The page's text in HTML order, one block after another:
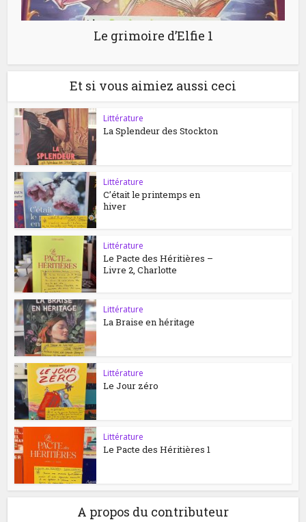
Le grimoire d’Elfie 1
Et si vous aimiez aussi ceci
Littérature
La Splendeur des Stockton
Littérature
C’était le printemps en
hiver
Littérature
Le Pacte des Héritières –
Livre 2, Charlotte
Littérature
La Braise en héritage
Littérature
Le Jour zéro
Littérature
Le Pacte des Héritières 1
A propos du contributeur